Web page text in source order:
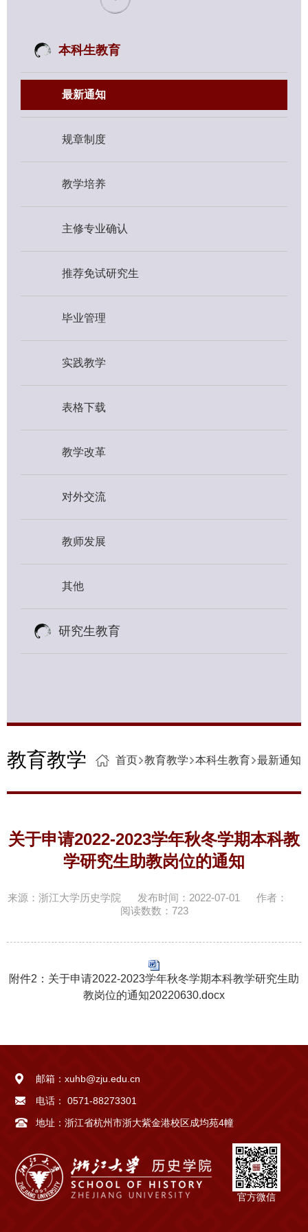
本科生教育
最新通知
规章制度
教学培养
主修专业确认
推荐免试研究生
毕业管理
实践教学
表格下载
教学改革
对外交流
教师发展
其他
研究生教育
教育教学 首页 教育教学 本科生教育 最新通知
关于申请2022-2023学年秋冬学期本科教
学研究生助教岗位的通知
来源：浙江大学历史学院 发布时间：2022-07-01
作者：
阅读数数： 723
附件2：关于申请2022-2023学年秋冬学期本科教学研究生助
教岗位的通知20220630.docx
邮箱：xuhb@zju.edu.cn
电话：
0571-88273301
地址：浙江省杭州市浙大紫金港校区成均苑4幢
官方微信